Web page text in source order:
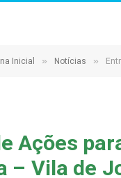
Inicial » Notícias » Entrega
Ações
– Vila de